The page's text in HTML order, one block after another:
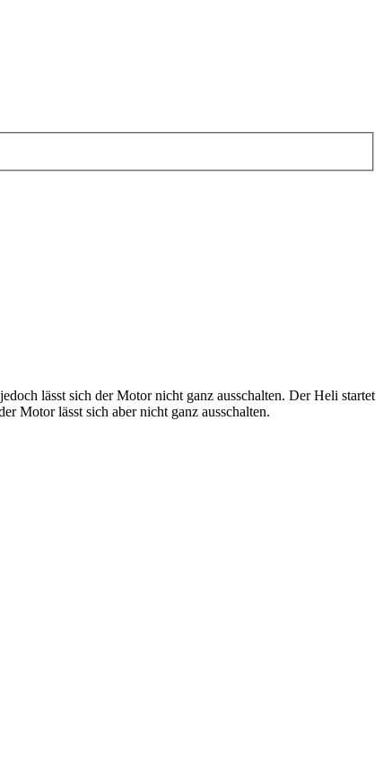
lässt sich der Motor nicht ganz ausschalten. Der Heli startet
Motor lässt sich aber nicht ganz ausschalten.